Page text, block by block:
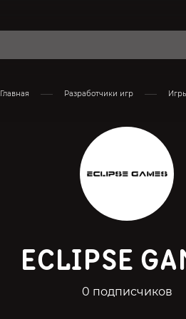
Главная Разработчики игр
ECLIPSE
0 подписчиков